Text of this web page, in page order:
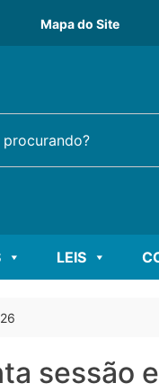
Mapa do Site
LEIS
sessão